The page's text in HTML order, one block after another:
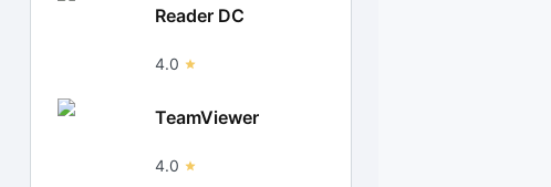
Reader DC
4.0
TeamViewer
4.0